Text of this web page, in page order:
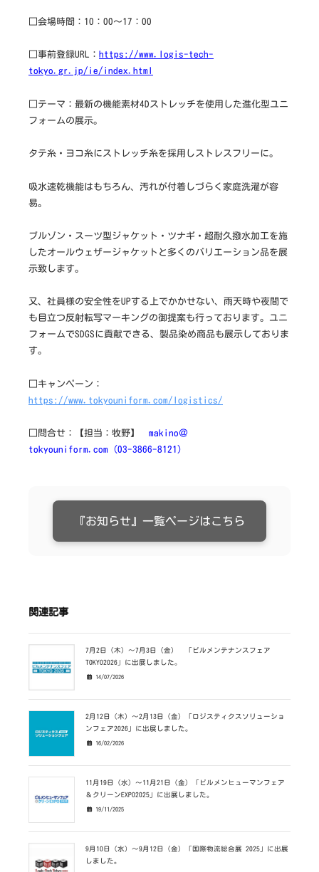
□会場時間：10：00～17：00
□事前登録URL： https://www.logis-tech-
tokyo.gr.jp/ie/index.html
□テーマ：最新の機能素材4Dストレッチを使用した進化型ユニ
フォームの展示。
タテ糸・ヨコ糸にストレッチ糸を採用しストレスフリーに。
吸水速乾機能はもちろん、汚れが付着しづらく家庭洗濯が容
易。
ブルゾン・スーツ型ジャケット・ツナギ・超耐久撥水加工を施
したオールウェザージャケットと多くのバリエーション品を展
示致します。
又、社員様の安全性をUPする上でかかせない、雨天時や夜間で
も目立つ反射転写マーキングの御提案も行っております。ユニ
フォームでSDGSに貢献できる、製品染め商品も展示しておりま
す。
□キャンペーン：
https://www.tokyouniform.com/logistics/
□問合せ：【担当：牧野】 makino＠
tokyouniform.com（03-3866-8121）
『お知らせ』一覧ページはこちら
関連記事
7月2日（木）～7月3日（金） 「ビルメンテナンスフェア
TOKYO2026」に出展しました。
14/07/2026
2月12日（木）～2月13日（金）「ロジスティクスソリューショ
ンフェア2026」に出展しました。
16/02/2026
11月19日（水）～11月21日（金）「ビルメンヒューマンフェア
＆クリーンEXPO2025」に出展しました。
19/11/2025
9月10日（水）～9月12日（金）「国際物流総合展 2025」に出展
しました。